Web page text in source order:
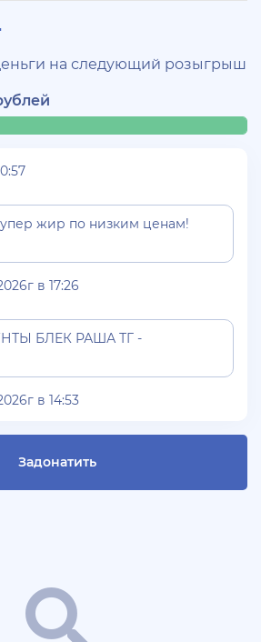
на следующий розыгрыш
жир по низким ценам!
в 17:26
БЛЕК РАША ТГ -
в 14:53
в 19:21
в 19:10
Задонатить